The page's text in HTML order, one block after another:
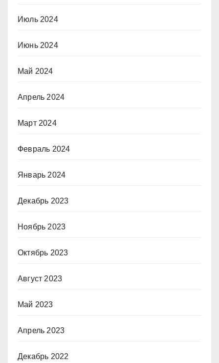
Июль 2024
Июнь 2024
Май 2024
Апрель 2024
Март 2024
Февраль 2024
Январь 2024
Декабрь 2023
Ноябрь 2023
Октябрь 2023
Август 2023
Май 2023
Апрель 2023
Декабрь 2022